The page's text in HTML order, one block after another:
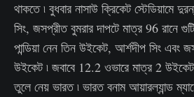
থাকতে ৷ বুধবার নাসাউ ক্রিকেট স্টেডিয়ামে
সিং, জসপ্রীত বুমরার দাপটে মাত্র 96 রানে
পান্ডিয়া নেন তিন উইকেট, আর্শদীপ সিং এবং
উইকেট ৷ জবাবে 12.2 ওভারে মাত্র 2 উইকেট
তুলে নেয় ভারত ৷ ভারত বনাম আয়ারল্যান্ড